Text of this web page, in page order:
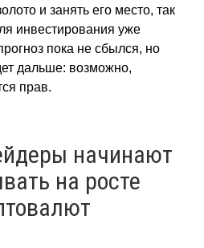
и занять его место, так
инвестирования уже
пока не сбылся, но
дальше: возможно,
прав.
начинают
на росте